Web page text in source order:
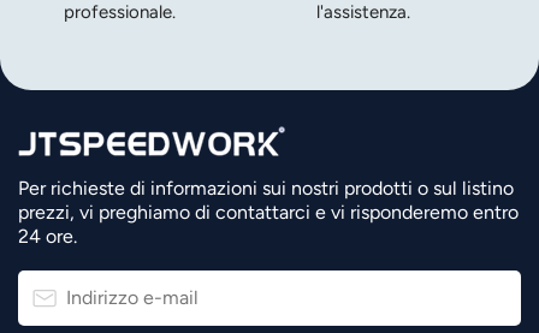
professionale.
l'assistenza.
Per richieste di informazioni sui nostri prodotti o sul listino
prezzi, vi preghiamo di contattarci e vi risponderemo entro
24 ore.